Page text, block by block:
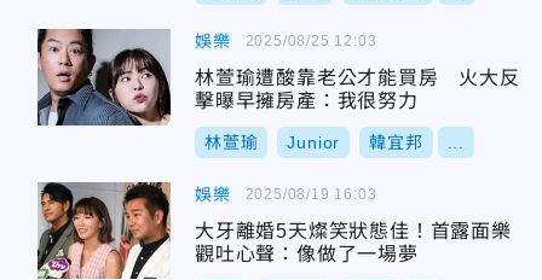
娛樂
林萱瑜遭酸靠老公才能買房 火大反
擊曝早擁房產：我很努力
林萱瑜 Junior 韓宜邦
2025/08/25 12:03
娛樂
大牙離婚5天燦笑狀態佳！首露面樂
觀吐心聲：像做了一場夢
2025/08/19 16:03